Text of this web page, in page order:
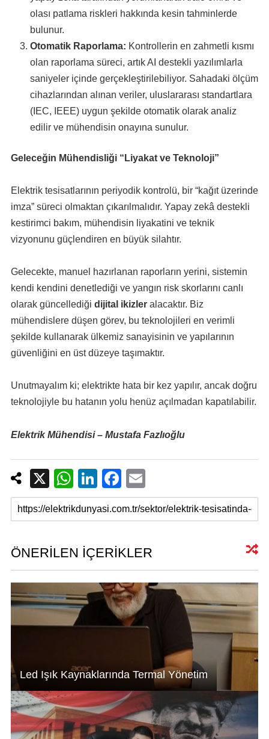
olası patlama riskleri hakkında kesin tahminlerde
bulunur.
Otomatik Raporlama: Kontrollerin en zahmetli kısmı
olan raporlama süreci, artık AI destekli yazılımlarla
saniyeler içinde gerçekleştirilebiliyor. Sahadaki ölçüm
cihazlarından alınan veriler, uluslararası standartlara
(IEC, IEEE) uygun şekilde otomatik olarak analiz
edilir ve mühendisin onayına sunulur.
Geleceğin Mühendisliği “Liyakat ve Teknoloji”
Elektrik tesisatlarının periyodik kontrolü, bir “kağıt üzerinde
imza” süreci olmaktan çıkarılmalıdır. Yapay zekâ destekli
kestirimci bakım, mühendisin liyakatini ve teknik
vizyonunu güçlendiren en büyük silahtır.
Gelecekte, manuel hazırlanan raporların yerini, sistemin
kendi kendini denetlediği ve yangın risk skorlarını canlı
olarak güncellediği dijital ikizleralacaktır. Biz
mühendislere düşen görev, bu teknolojileri en verimli
şekilde kullanarak ülkemiz sanayisinin ve yapılarının
güvenliğini en üst düzeye taşımaktır.
Unutmayalım ki; elektrikte hata bir kez yapılır, ancak doğru
teknolojiyle bu hatanın yolu henüz açılmadan kapatılabilir.
Elektrik Mühendisi – Mustafa Fazlıoğlu
X
W
h
at
A
p
p
Li
n
k
dI
n
F
a
c
b
o
o
k
m
ail
ÖNERİLEN İÇERİKLER
Led Işık Kaynaklarında Termal Yönetim